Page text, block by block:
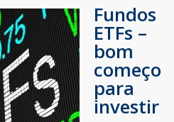
Fundos
ETFs –
bom
começo
para
investir